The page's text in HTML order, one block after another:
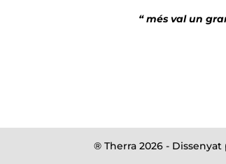
“ més val un
® Therra 2026 - Dissenyat